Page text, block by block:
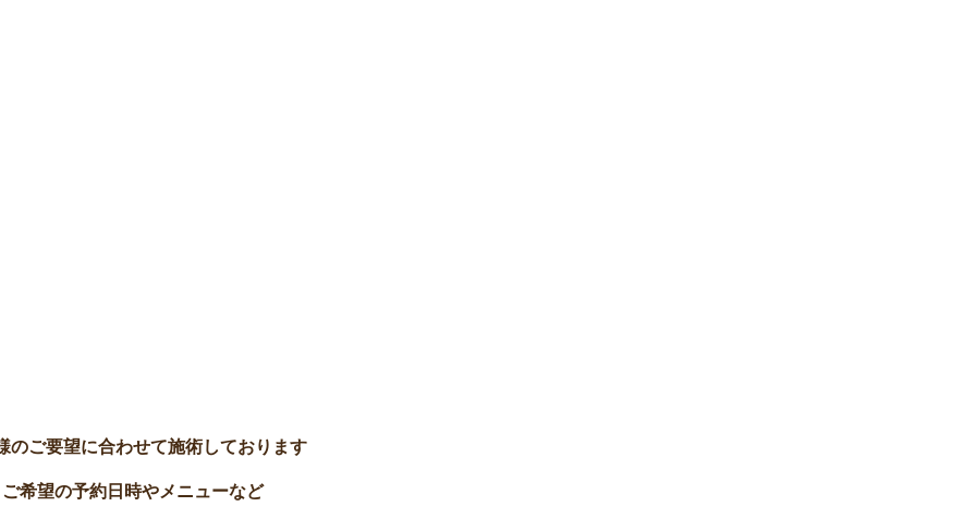
のご要望に合わせて施術しております
ご希望の予約日時やメニューなど